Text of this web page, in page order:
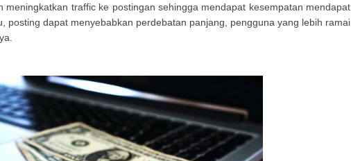
meningkatkan traffic ke postingan sehingga mendapat kesempatan mendapat
posting dapat menyebabkan perdebatan panjang, pengguna yang lebih ramai